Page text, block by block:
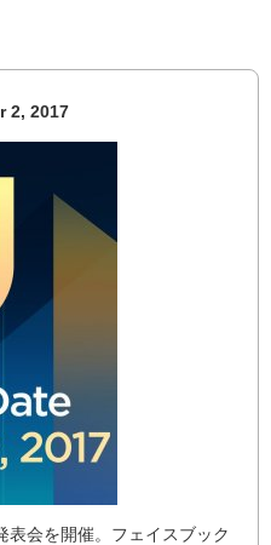
2, 2017
会を開催。フェイスブック